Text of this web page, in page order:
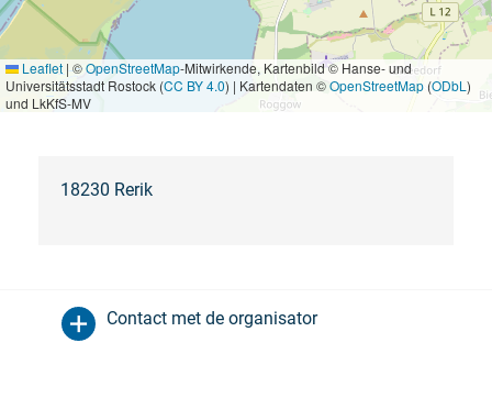
Leaflet |©OpenStreetMap-Mitwirkende, Kartenbild © Hanse- und
Universitätsstadt Rostock (CC BY 4.0) | Kartendaten ©OpenStreetMap (ODbL )
und LkKfS-MV
18230 Rerik
Contact met de organisator